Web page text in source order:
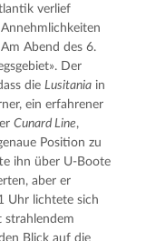
verlief
Annehmlichkeiten
Abend des 6.
Der
die Lusitania in
ein erfahrener
Cunard Line,
Position zu
ihn über U-Boote
aber er
Uhr lichtete sich
strahlendem
Blick auf die